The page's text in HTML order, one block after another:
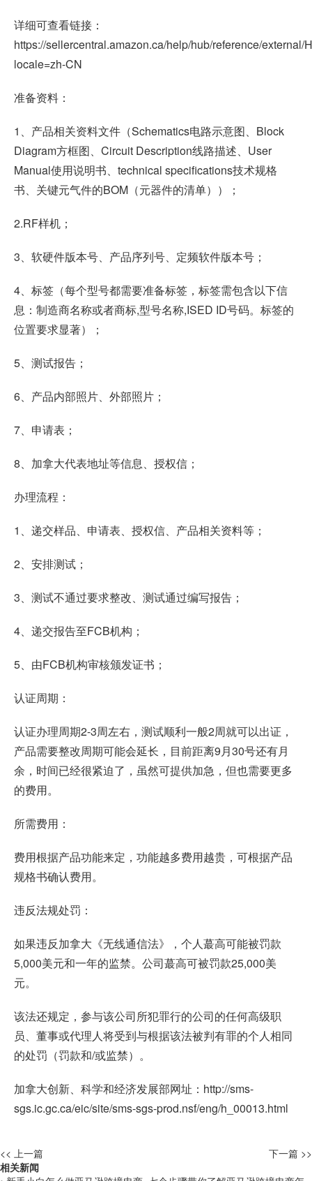
详细可查看链接：
https://sellercentral.amazon.ca/help/hub/reference/external/
locale=zh-CN
准备资料：
1、产品相关资料文件（Schematics电路示意图、Block
Diagram方框图、Circuit Description线路描述、User
Manual使用说明书、technical specifications技术规格
书、关键元气件的BOM（元器件的清单））；
2.RF样机；
3、软硬件版本号、产品序列号、定频软件版本号；
4、标签（每个型号都需要准备标签，标签需包含以下信
息：制造商名称或者商标,型号名称,ISED ID号码。标签的
位置要求显著）；
5、测试报告；
6、产品内部照片、外部照片；
7、申请表；
8、加拿大代表地址等信息、授权信；
办理流程：
1、递交样品、申请表、授权信、产品相关资料等；
2、安排测试；
3、测试不通过要求整改、测试通过编写报告；
4、递交报告至FCB机构；
5、由FCB机构审核颁发证书；
认证周期：
认证办理周期2-3周左右，测试顺利一般2周就可以出证，
产品需要整改周期可能会延长，目前距离9月30号还有月
余，时间已经很紧迫了，虽然可提供加急，但也需要更多
的费用。
所需费用：
费用根据产品功能来定，功能越多费用越贵，可根据产品
规格书确认费用。
违反法规处罚：
如果违反加拿大《无线通信法》，个人蕞高可能被罚款
5,000美元和一年的监禁。公司蕞高可被罚款25,000美
元。
该法还规定，参与该公司所犯罪行的公司的任何高级职
员、董事或代理人将受到与根据该法被判有罪的个人相同
的处罚（罚款和/或监禁）。
加拿大创新、科学和经济发展部网址：http://sms-
sgs.ic.gc.ca/eic/site/sms-sgs-prod.nsf/eng/h_00013.html
<< 上一篇
下一篇 >>
相关新闻